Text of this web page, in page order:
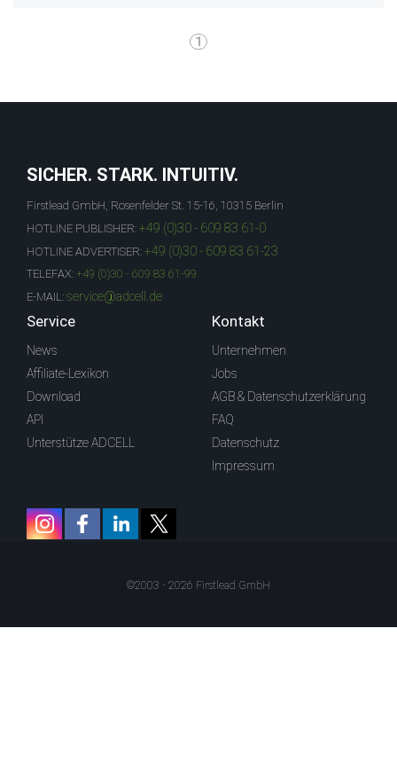
1
SICHER. STARK. INTUITIV.
Firstlead GmbH, Rosenfelder St. 15-16, 10315 Berlin
HOTLINE PUBLISHER: +49 (0)30 - 609 83 61-0
HOTLINE ADVERTISER: +49 (0)30 - 609 83 61-23
TELEFAX: +49 (0)30 - 609 83 61-99
E-MAIL: service@adcell.de
Service
News
Affiliate-Lexikon
Download
API
Unterstütze ADCELL
Kontakt
Unternehmen
Jobs
AGB & Datenschutzerklärung
FAQ
Datenschutz
Impressum
©2003 - 2026 Firstlead GmbH